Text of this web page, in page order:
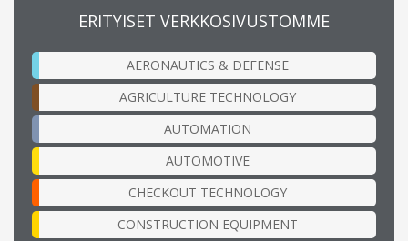
ERITYISET VERKKOSIVUSTOMME
AERONAUTICS & DEFENSE
AGRICULTURE TECHNOLOGY
AUTOMATION
AUTOMOTIVE
CHECKOUT TECHNOLOGY
CONSTRUCTION EQUIPMENT